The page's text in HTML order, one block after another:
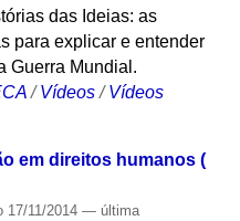
das Ideias: as
para explicar e entender
Guerra Mundial.
/Vídeos /Vídeos
em direitos humanos (
17/11/2014 — última